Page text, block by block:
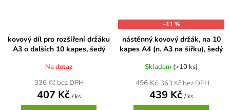
kovový díl pro rozšíření držáku
A3 o dalších 10 kapes, šedý
Na dotaz
336 Kč bez DPH
407 Kč / ks
–11 %
nástěnný kovový držák, na 10
kapes A4 (n. A3 na šířku), šedý
Skladem (>10 ks)
363 Kč bez DPH
439 Kč / ks
496 Kč